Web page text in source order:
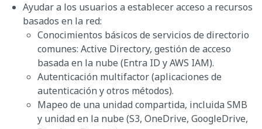
Ayudar a los usuarios a establecer acceso a recursos
basados en la red:
Conocimientos básicos de servicios de directorio
comunes: Active Directory, gestión de acceso
basada en la nube (Entra ID y AWS IAM).
Autenticación multifactor (aplicaciones de
autenticación y otros métodos).
Mapeo de una unidad compartida, incluida SMB
y unidad en la nube (S3, OneDrive, GoogleDrive,